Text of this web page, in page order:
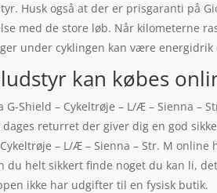
Husk også at der er prisgaranti på
med de store løb. Når kilometerne
under cyklingen kan være
kan købes
G-Shield – Cykeltrøje – L/Æ – Sienna –
dages returret der giver dig en god
– L/Æ – Sienna – Str. M
du helt sikkert finde noget du kan li,
ikke har udgifter til en fysisk butik.